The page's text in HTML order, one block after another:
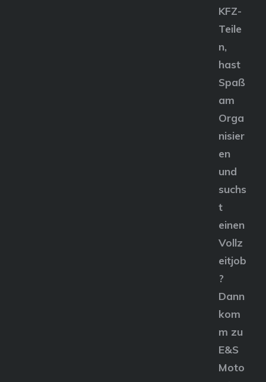
KFZ-
Teile
n,
hast
Spaß
am
Orga
nisier
en
und
suchs
t
einen
Vollz
eitjob
?
Dann
kom
m zu
E&S
Moto